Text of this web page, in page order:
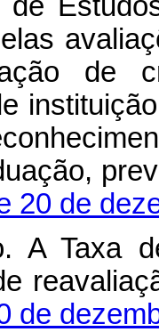
de
20 de
A Taxa
de